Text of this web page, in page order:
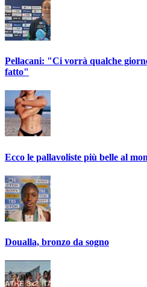
Pellacani: "Ci vorrà qualche
fatto"
Ecco le pallavoliste più belle al
Doualla, bronzo da sogno